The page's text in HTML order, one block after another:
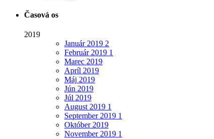
Časová os
2019
Január2019 2
Február2019 1
Marec 2019
Apríl 2019
Máj 2019
Jún 2019
Júl 2019
August 2019 1
September2019 1
Október2019
November2019 1